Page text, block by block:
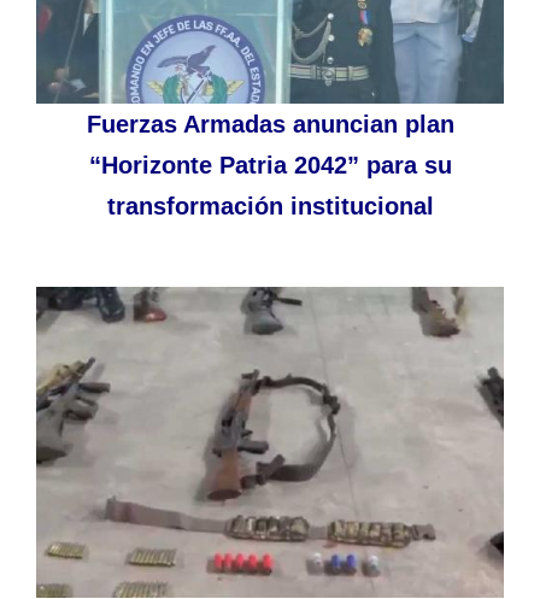
Fuerzas Armadas anuncian plan
“Horizonte Patria 2042” para su
transformación institucional